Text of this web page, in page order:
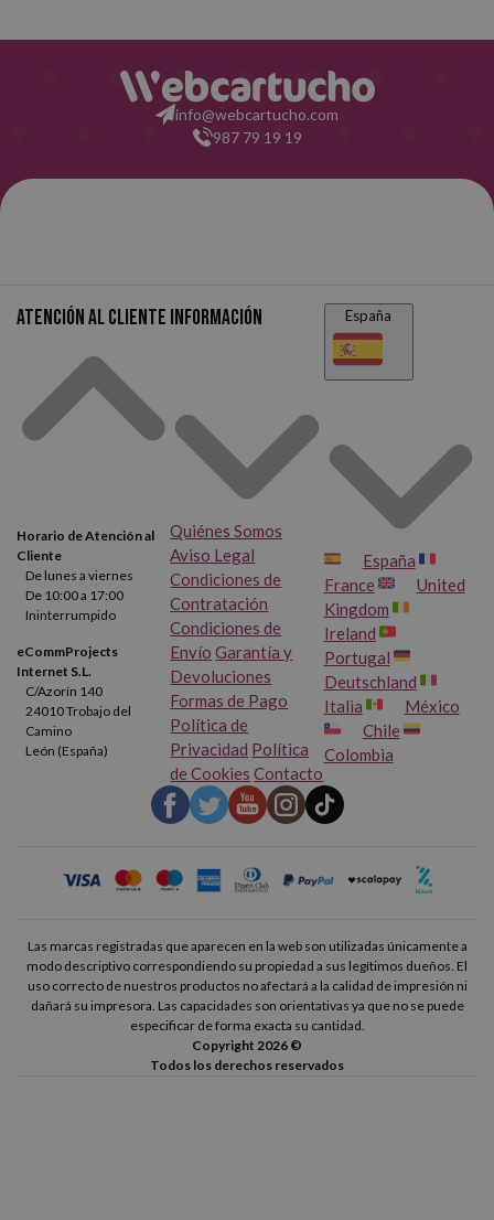
info@webcartucho.com
987 79 19 19
Atención al cliente
Horario de Atención al
Cliente
De lunes a viernes
De 10:00 a 17:00
Ininterrumpido
eCommProjects
Internet S.L.
C/Azorín 140
24010 Trobajo del
Camino
León (España)
Información
Quiénes Somos
Aviso Legal
Condiciones de
Contratación
Condiciones de
Envío Garantía y
Devoluciones
Formas de Pago
Política de
Privacidad Política
de Cookies Contacto
España
España
France
United
Kingdom
Ireland
Portugal
Deutschland
Italia
México
Chile
Colombia
Las marcas registradas que aparecen en la web son utilizadas únicamente a
modo descriptivo correspondiendo su propiedad a sus legítimos dueños. El
uso correcto de nuestros productos no afectará a la calidad de impresión ni
dañará su impresora. Las capacidades son orientativas ya que no se puede
especificar de forma exacta su cantidad.
Copyright 2026 ©
Todos los derechos reservados